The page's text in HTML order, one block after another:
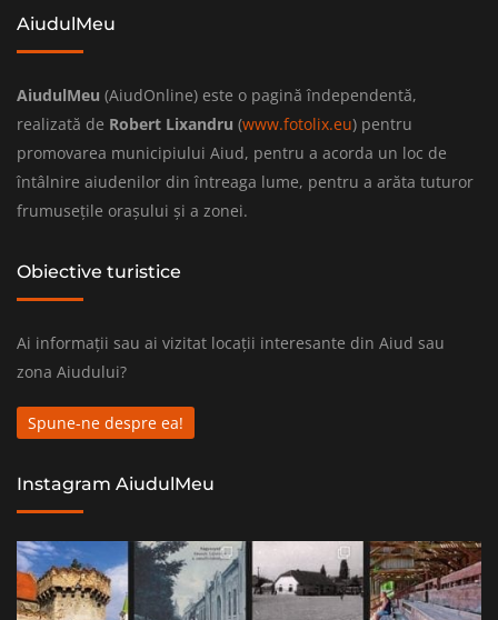
AiudulMeu
AiudulMeu (AiudOnline) este o pagină îndependentă,
realizată de Robert Lixandru (www.fotolix.eu) pentru
promovarea municipiului Aiud, pentru a acorda un loc de
întâlnire aiudenilor din întreaga lume, pentru a arăta tuturor
frumusețile orașului și a zonei.
Obiective turistice
Ai informații sau ai vizitat locații interesante din Aiud sau
zona Aiudului?
Spune-ne despre ea!
Instagram AiudulMeu